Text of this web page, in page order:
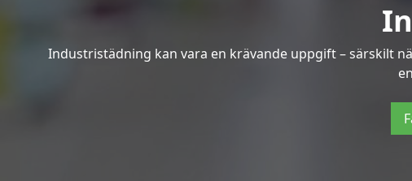
Industristädning kan vara en krävande uppgift – särskilt